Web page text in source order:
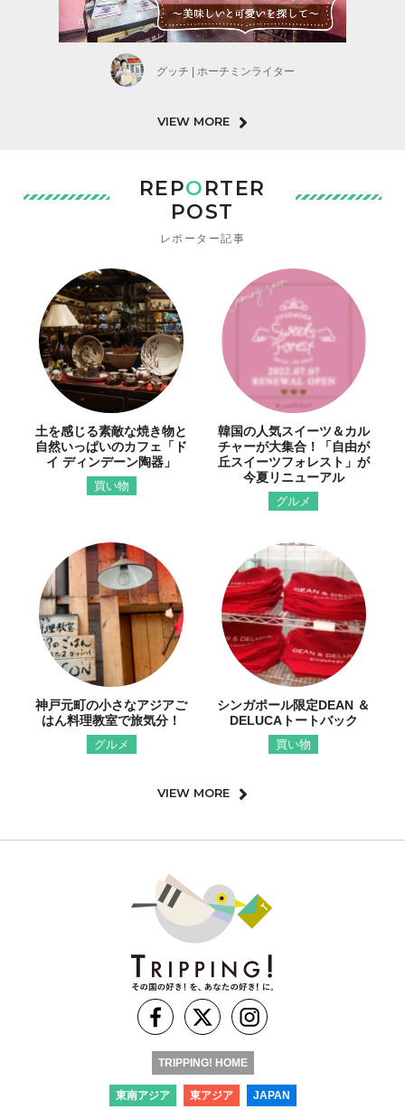
グッチ | ホーチミンライター
VIEW MORE
REPORTER
POST
レポーター記事
土を感じる素敵な焼き物と
自然いっぱいのカフェ「ド
イ ディンデーン陶器」
買い物
韓国の人気スイーツ＆カル
チャーが大集合！「自由が
丘スイーツフォレスト」が
今夏リニューアル
グルメ
神戸元町の小さなアジアご
はん料理教室で旅気分！
グルメ
シンガポール限定DEAN ＆
DELUCAトートバック
買い物
VIEW MORE
TRIPPING! HOME
東南アジア 東アジア JAPAN